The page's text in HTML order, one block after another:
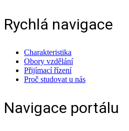
Rychlá navigace
Charakteristika
Obory vzdělání
Přijímací řízení
Proč studovat u nás
Navigace portálu